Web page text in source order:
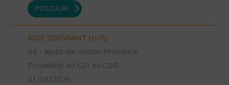
POSTULER
AIDE SOIGNANT (H/F)
04 - Alpes-de-Haute-Provence
Possibilité de CDI ou CDD
01/08/2026